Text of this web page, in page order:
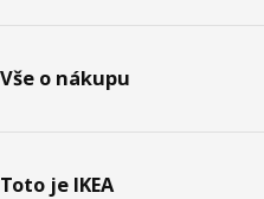
Vše o nákupu
Toto je IKEA